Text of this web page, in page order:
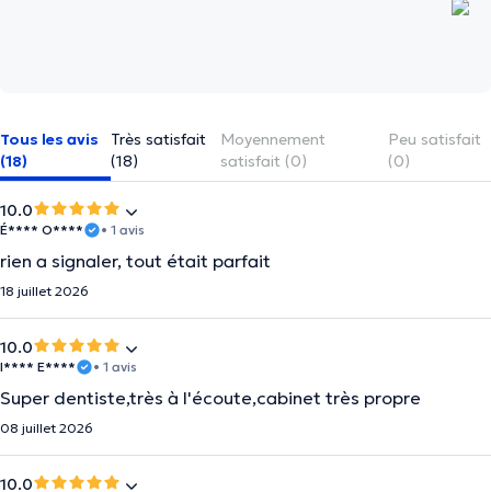
Tous les avis
(18)
Très satisfait
(18)
Moyennement
satisfait (0)
Peu satisfait
(0)
10.0
É**** O**** • 1 avis
rien a signaler, tout était parfait
18 juillet 2026
10.0
I**** E**** • 1 avis
Super dentiste,très à l'écoute,cabinet très propre
08 juillet 2026
10.0